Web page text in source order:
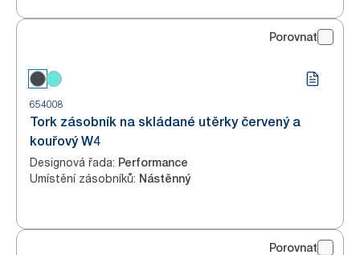
Porovnat
654008
Tork zásobník na skládané utěrky červený a
kouřový W4
Designová řada: Performance
Umístění zásobníků: Nástěnný
Porovnat